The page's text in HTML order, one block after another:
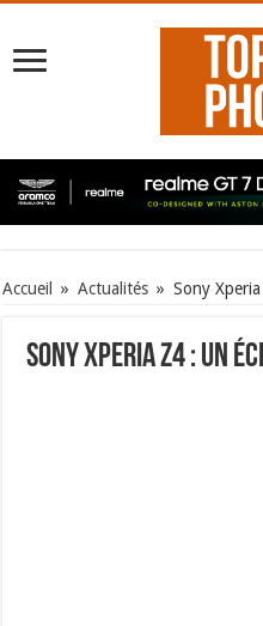
Accueil » Actualités » Sony
Sony Xperia Z4 : un